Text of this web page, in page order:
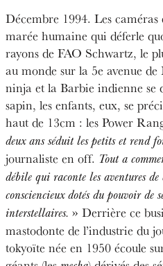
Décembre 1994. Les
marée humaine qui déferle
rayons de FAO Schwartz, le
au monde sur la 5e avenue
ninja et la Barbie indienne se
sapin, les enfants, eux, se
haut de 13cm : les Power
deux ans séduit les petits et rend
journaliste en off. Tout a
débile qui raconte les aventures
consciencieux dotés du pouvoir de
interstellaires. » Derrière ce
mastodonte de l’industrie du
tokyoïte née en 1950 écoule